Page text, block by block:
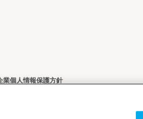
業個人情報保護方針